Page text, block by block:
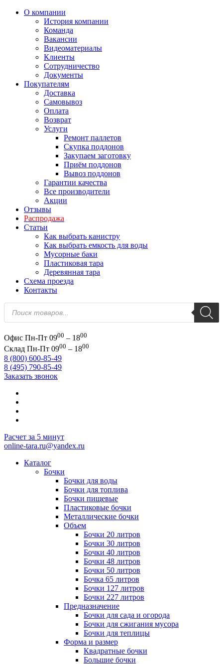
О компании
История компании
Команда
Вакансии
Видеоматериалы
Клиенты
Сотрудничество
Документы
Покупателям
Доставка
Самовывоз
Оплата
Возврат
Услуги
Ремонт паллетов
Скупка поддонов
Закупаем заготовку
Приём поддонов
Вывоз поддонов
Гарантии качества
Все производители
Акции
Отзывы
Распродажа
Статьи
Как выбрать канистру
Как выбрать емкость для воды
Мусорные баки
Пластиковая тара
Деревянная тара
Схема проезда
Контакты
Поиск
товаров
Офис Пн-Пт 0900 – 1800
Склад Пн-Пт 0900 – 1800
8 (800) 600-85-49
8 (495) 790-85-49
Заказать звонок
Расчет за 5 минут
online-tara.ru@yandex.ru
Каталог
Бочки
Бочки для воды
Бочки для топлива
Бочки пищевые
Пластиковые бочки
Металлические бочки
Объем
Бочки 20 литров
Бочки 30 литров
Бочки 40 литров
Бочки 48 литров
Бочки 50 литров
Бочка 65 литров
Бочки 127 литров
Бочки 227 литров
Предназначение
Бочки для сада и огорода
Бочки для сжигания мусора
Бочки для теплицы
Форма и размер
Квадратные бочки
Большие бочки